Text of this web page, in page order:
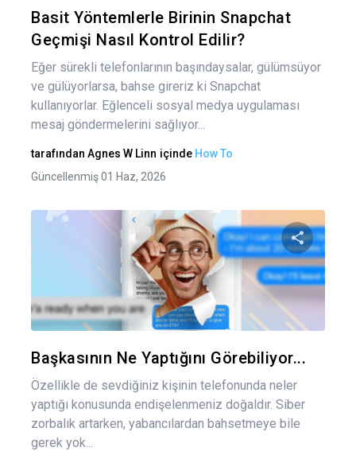
Basit Yöntemlerle Birinin Snapchat
Geçmişi Nasıl Kontrol Edilir?
Eğer sürekli telefonlarının başındaysalar, gülümsüyor
ve gülüyorlarsa, bahse gireriz ki Snapchat
kullanıyorlar. Eğlenceli sosyal medya uygulaması
mesaj göndermelerini sağlıyor...
tarafından Agnes W Linn içinde How To
Güncellenmiş 01 Haz, 2026
Bu
Başkasının Ne Yaptığını Görebiliyor...
Özellikle de sevdiğiniz kişinin telefonunda neler
yaptığı konusunda endişelenmeniz doğaldır. Siber
zorbalık artarken, yabancılardan bahsetmeye bile
gerek yok...